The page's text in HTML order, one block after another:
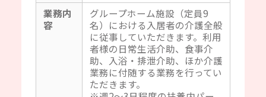
業務内
容
グループホーム施設（定員9
名）における入居者の介護全般
に従事していただきます。利用
者様の日常生活介助、食事介
助、入浴・排泄介助、ほか介護
業務に付随する業務を行ってい
ただきます。